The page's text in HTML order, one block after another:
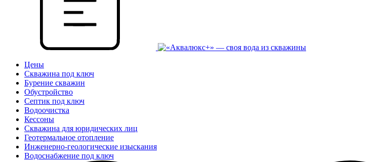
Цены
Скважина под ключ
Бурение скважин
Обустройство
Септик под ключ
Водоочистка
Кессоны
Скважина для юридических лиц
Геотермальное отопление
Инженерно-геологические изыскания
Водоснабжение под ключ